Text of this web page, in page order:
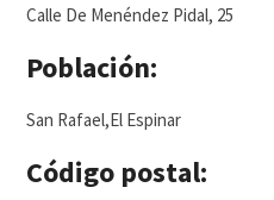
Calle De Menéndez Pidal, 25
Población:
San Rafael,El Espinar
Código postal: